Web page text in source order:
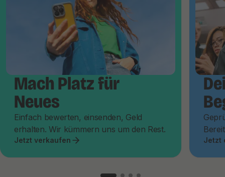
Mach Platz für
Neues
Einfach bewerten, einsenden, Geld
erhalten. Wir kümmern uns um den Rest.
Jetzt verkaufen Jetzt